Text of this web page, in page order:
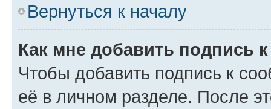
Вернуться к началу
Как мне добавить подпись
Чтобы добавить подпись к
её в личном разделе. После